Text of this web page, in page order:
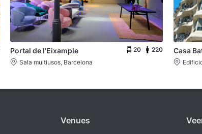
Portal de l'Eixample 20
220
Sala multiusos, Barcelona
Casa
Venues